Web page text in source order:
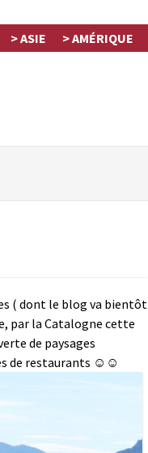
> ASIE > AMÉRIQUE
( dont le blog va bientôt
par la Catalogne cette
de paysages
de restaurants ☺☺